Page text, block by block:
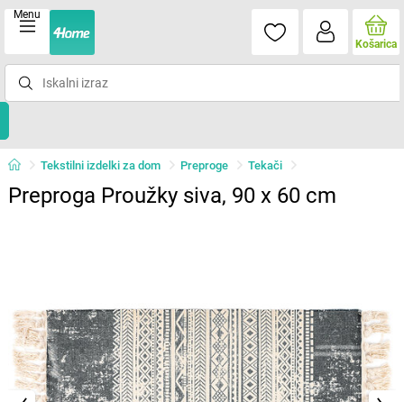
Menu
Košarica
Tekstilni izdelki za dom Preproge Tekači
Preproga Proužky siva, 90 x 60 cm